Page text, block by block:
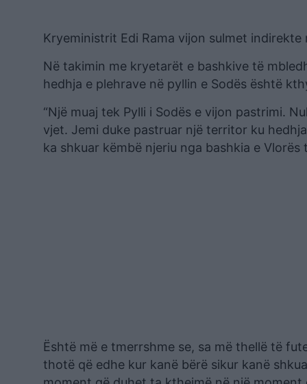
Kryeministrit Edi Rama vijon sulmet
Në takimin me kryetarët e bashkive të
hedhja e plehrave në pyllin e Sodës është
“Një muaj tek Pylli i Sodës e vijon pastrimi.
vjet. Jemi duke pastruar një territor ku
ka shkuar këmbë njeriu nga bashkia e Vlorës
Është më e tmerrshme se, sa më thellë të
thotë që edhe kur kanë bërë sikur kanë